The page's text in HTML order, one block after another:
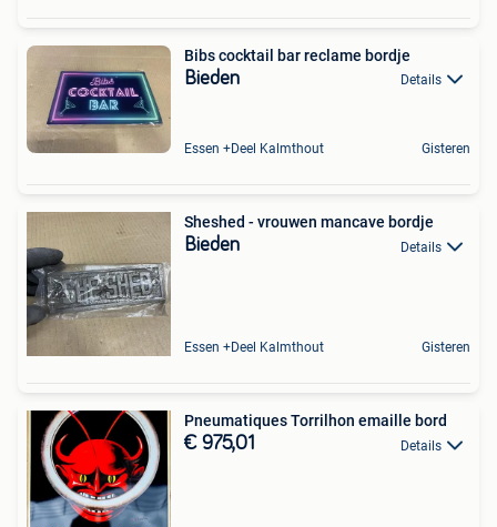
Bibs cocktail bar reclame bordje
Bieden Details
Essen +Deel Kalmthout Gisteren
Sheshed - vrouwen mancave bordje
Bieden Details
Essen +Deel Kalmthout Gisteren
Pneumatiques Torrilhon emaille bord
€ 975,01 Details